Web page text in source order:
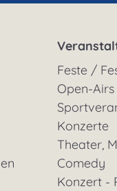
Feste /
Open-
Konzerte
Theater,
Comedy
Konzert -